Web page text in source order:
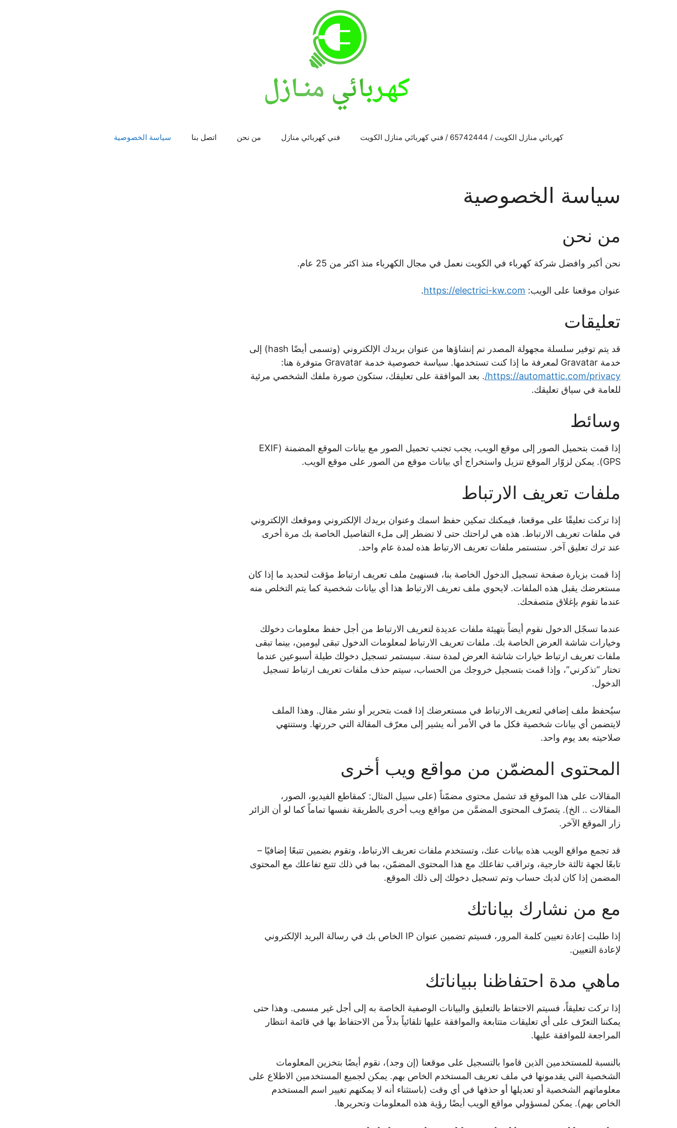
كهربائي منازل الكويت / 65742444 / فني كهربائي منازل الكويت فني كهربائي منازل من نحن اتصل بنا سياسة الخصوصية
سياسة الخصوصية
من نحن
نحن أكبر وافضل شركة كهرباء في الكويت نعمل في مجال الكهرباء منذ اكثر من 25 عام.
عنوان موقعنا على الويب: https://electrici-kw.com
.
تعليقات
قد يتم توفير سلسلة مجهولة المصدر تم إنشاؤها من عنوان بريدك الإلكتروني (وتسمى أيضًا hash) إلى
خدمة Gravatar لمعرفة ما إذا كنت تستخدمها. سياسة خصوصية خدمة Gravatar متوفرة هنا:
https://automattic.com/privacy/ . بعد الموافقة على تعليقك، ستكون صورة ملفك الشخصي مرئية
للعامة في سياق تعليقك.
وسائط
إذا قمت بتحميل الصور إلى موقع الويب، يجب تجنب تحميل الصور مع بيانات الموقع المضمنة (EXIF
GPS). يمكن لزوّار الموقع تنزيل واستخراج أي بيانات موقع من الصور على موقع الويب.
ملفات تعريف الارتباط
إذا تركت تعليقًا على موقعنا، فيمكنك تمكين حفظ اسمك وعنوان بريدك الإلكتروني وموقعك الإلكتروني
في ملفات تعريف الارتباط. هذه هي لراحتك حتى لا تضطر إلى ملء التفاصيل الخاصة بك مرة أخرى
عند ترك تعليق آخر. ستستمر ملفات تعريف الارتباط هذه لمدة عام واحد.
إذا قمت بزيارة صفحة تسجيل الدخول الخاصة بنا، فسنهيئ ملف تعريف ارتباط مؤقت لتحديد ما إذا كان
مستعرضك يقبل هذه الملفات. لايحوي ملف تعريف الارتباط هذا أي بيانات شخصية كما يتم التخلص منه
عندما تقوم بإغلاق متصفحك.
عندما تسجّل الدخول نقوم أيضاً بتهيئة ملفات عديدة لتعريف الارتباط من أجل حفظ معلومات دخولك
وخيارات شاشة العرض الخاصة بك. ملفات تعريف الارتباط لمعلومات الدخول تبقى ليومين، بينما تبقى
ملفات تعريف ارتباط خيارات شاشة العرض لمدة سنة. سيستمر تسجيل دخولك طيلة أسبوعين عندما
تختار “تذكرني”، وإذا قمت بتسجيل خروجك من الحساب، سيتم حذف ملفات تعريف ارتباط تسجيل
الدخول.
سيُحفظ ملف إضافي لتعريف الارتباط في مستعرضك إذا قمت بتحرير أو نشر مقال. وهذا الملف
لايتضمن أي بيانات شخصية فكل ما في الأمر أنه يشير إلى معرّف المقالة التي حررتها. وستنتهي
صلاحيته بعد يوم واحد.
المحتوى المضمّن من مواقع ويب أخرى
المقالات على هذا الموقع قد تشمل محتوى مضمّناً (على سبيل المثال: كمقاطع الفيديو، الصور،
المقالات .. الخ). يتصرّف المحتوى المضمَّن من مواقع ويب أخرى بالطريقة نفسها تماماً كما لو أن الزائر
زار الموقع الآخر.
قد تجمع مواقع الويب هذه بيانات عنك، وتستخدم ملفات تعريف الارتباط، وتقوم بضمين تتبعًا إضافيًا –
تابعًا لجهة ثالثة خارجية، وتراقب تفاعلك مع هذا المحتوى المضمّن، بما في ذلك تتبع تفاعلك مع المحتوى
المضمن إذا كان لديك حساب وتم تسجيل دخولك إلى ذلك الموقع.
مع من نشارك بياناتك
إذا طلبت إعادة تعيين كلمة المرور، فسيتم تضمين عنوان IP الخاص بك في رسالة البريد الإلكتروني
لإعادة التعيين.
ماهي مدة احتفاظنا ببياناتك
إذا تركت تعليقاً، فسيتم الاحتفاظ بالتعليق والبيانات الوصفية الخاصة به إلى أجل غير مسمى. وهذا حتى
يمكننا التعرّف على أي تعليقات متتابعة والموافقة عليها تلقائياً بدلاً من الاحتفاظ بها في قائمة انتظار
المراجعة للموافقة عليها.
بالنسبة للمستخدمين الذين قاموا بالتسجيل على موقعنا (إن وجد)، نقوم أيضًا بتخزين المعلومات
الشخصية التي يقدمونها في ملف تعريف المستخدم الخاص بهم. يمكن لجميع المستخدمين الاطلاع على
معلوماتهم الشخصية أو تعديلها أو حذفها في أي وقت (باستثناء أنه لا يمكنهم تغيير اسم المستخدم
الخاص بهم). يمكن لمسؤولي مواقع الويب أيضًا رؤية هذه المعلومات وتحريرها.